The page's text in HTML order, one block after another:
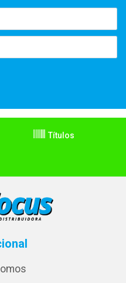
Títulos